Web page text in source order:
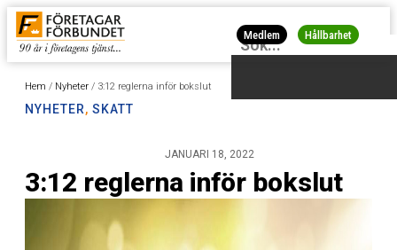
Medlem Hållbarhet
Hem / Nyheter / 3:12 reglerna inför bokslut
NYHETER, SKATT
JANUARI 18, 2022
3:12 reglerna inför bokslut